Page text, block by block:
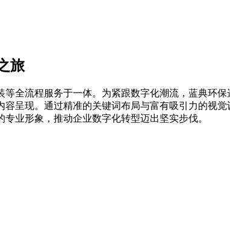
旅
全流程服务于一体。为紧跟数字化潮流，蓝典环
呈现。通过精准的关键词布局与富有吸引力的视
业形象，推动企业数字化转型迈出坚实步伐。